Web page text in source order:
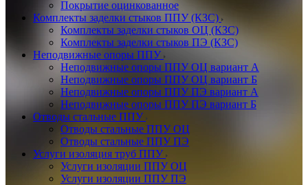
Покрытие оцинкованное
Комплекты заделки стыков ППУ (КЗС)
Комплекты заделки стыков ОЦ (КЗС)
Комплекты заделки стыков ПЭ (КЗС)
Неподвижные опоры ППУ
Неподвижные опоры ППУ ОЦ вариант А
Неподвижные опоры ППУ ОЦ вариант Б
Неподвижные опоры ППУ ПЭ вариант А
Неподвижные опоры ППУ ПЭ вариант Б
Отводы стальные ППУ
Отводы стальные ППУ ОЦ
Отводы стальные ППУ ПЭ
Услуги изоляция труб ППУ
Услуги изоляции ППУ ОЦ
Услуги изоляции ППУ ПЭ